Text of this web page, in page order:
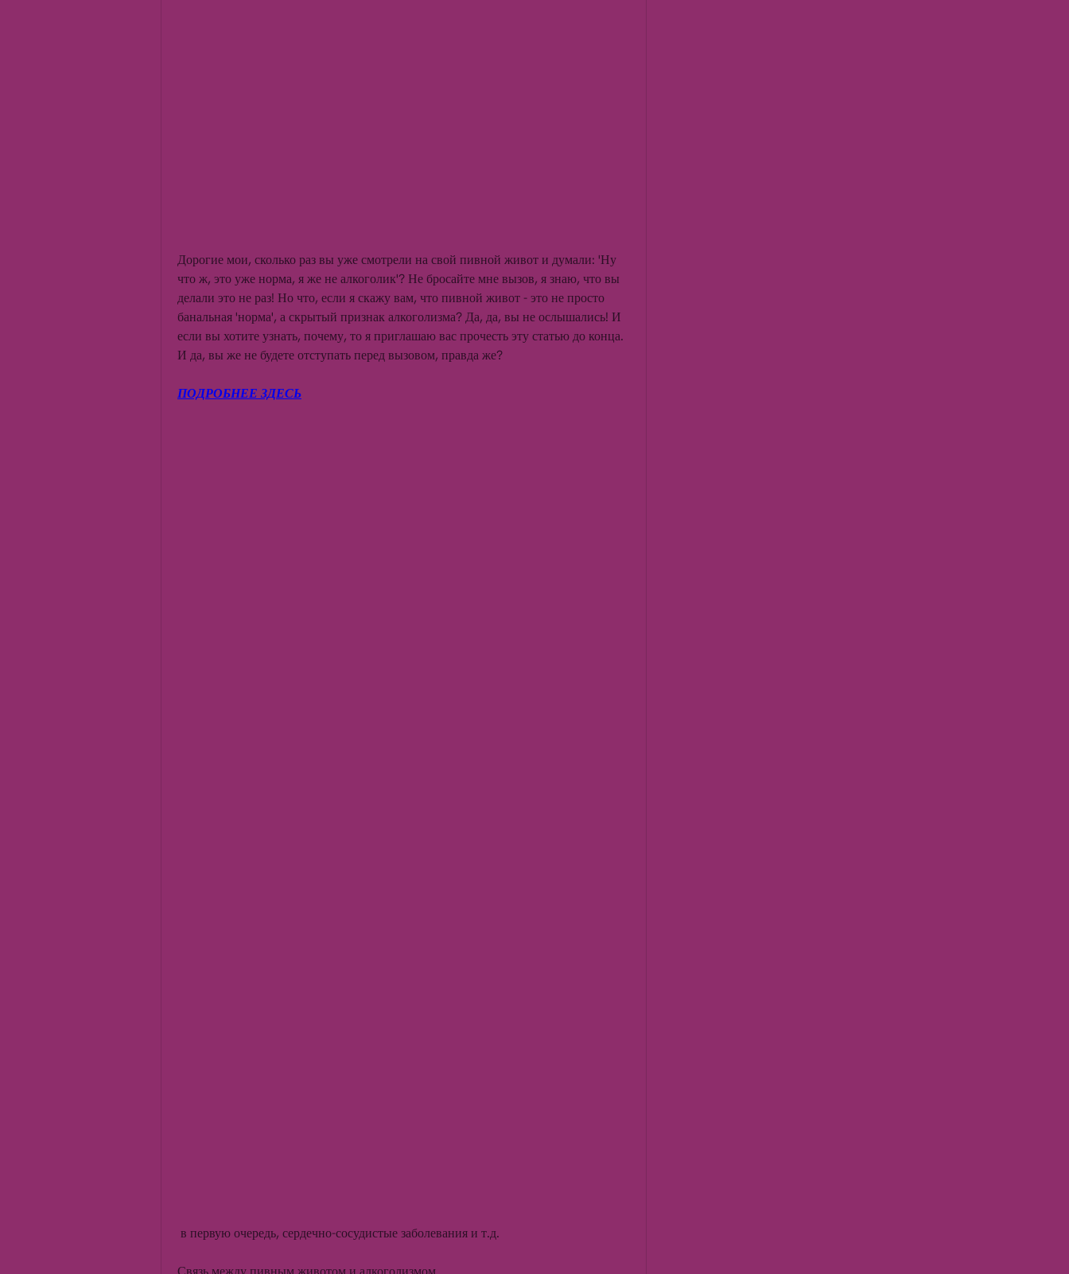
Дорогие мои, сколько раз вы уже смотрели на свой пивной живот и думали: 'Ну
что ж, это уже норма, я же не алкоголик'? Не бросайте мне вызов, я знаю, что вы
делали это не раз! Но что, если я скажу вам, что пивной живот - это не просто
банальная 'норма', а скрытый признак алкоголизма? Да, да, вы не ослышались! И
если вы хотите узнать, почему, то я приглашаю вас прочесть эту статью до конца.
И да, вы же не будете отступать перед вызовом, правда же?
ПОДРОБНЕЕ ЗДЕСЬ
в первую очередь, сердечно-сосудистые заболевания и т.д.